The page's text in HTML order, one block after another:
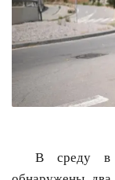
В среду в